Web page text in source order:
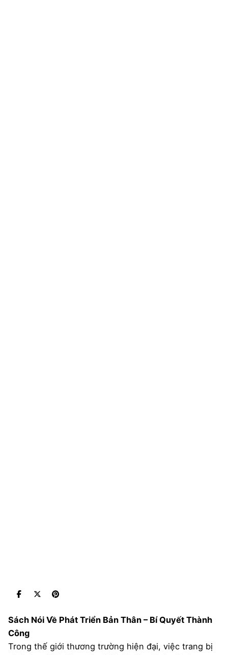
Sách Nói Về Phát Triển Bản Thân – Bí Quyết Thành
Công
Trong thế giới thương trường hiện đại, việc trang bị